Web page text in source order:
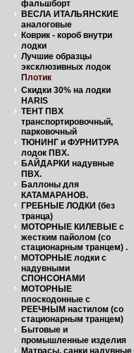
фальшборт
ВЕСЛА ИТАЛЬЯНСКИЕ
аналоговые
Коврик - короб внутри
лодки
Лучшие образцы
эксклюзивных лодок
Плотик
Скидки 30% на лодки
HARIS
ТЕНТ ПВХ
транспортировочный,
парковочный
ТЮНИНГ и ФУРНИТУРА
лодок ПВХ.
БАЙДАРКИ надувные
ПВХ.
Баллоны для
КАТАМАРАНОВ.
ГРЕБНЫЕ ЛОДКИ (без
транца)
МОТОРНЫЕ КИЛЕВЫЕ с
жестким пайолом (со
стационарным транцем) .
МОТОРНЫЕ лодки с
надувными
СПОНСОНАМИ
МОТОРНЫЕ
плоскодонные с
РЕЕЧНЫМ настилом (со
стационарным транцем)
Бытовые и
промышленные изделия
Матрасы, санки надувные